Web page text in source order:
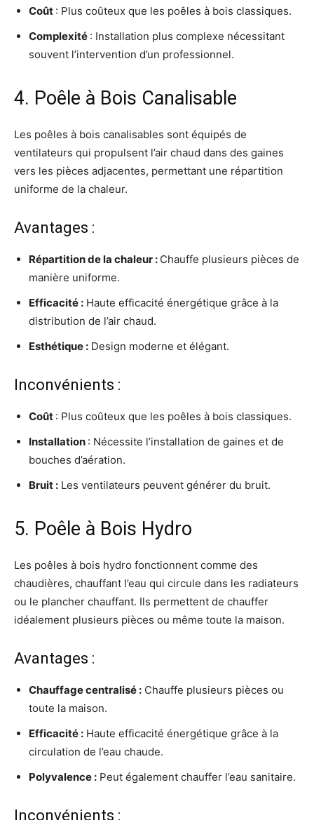
Coût : Plus coûteux que les poêles à bois classiques.
Complexité : Installation plus complexe nécessitant
souvent l’intervention d’un professionnel.
4. Poêle à Bois Canalisable
Les poêles à bois canalisables sont équipés de
ventilateurs qui propulsent l’air chaud dans des gaines
vers les pièces adjacentes, permettant une répartition
uniforme de la chaleur.
Avantages :
Répartition de la chaleur : Chauffe plusieurs pièces de
manière uniforme.
Efficacité : Haute efficacité énergétique grâce à la
distribution de l’air chaud.
Esthétique : Design moderne et élégant.
Inconvénients :
Coût : Plus coûteux que les poêles à bois classiques.
Installation : Nécessite l’installation de gaines et de
bouches d’aération.
Bruit : Les ventilateurs peuvent générer du bruit.
5. Poêle à Bois Hydro
Les poêles à bois hydro fonctionnent comme des
chaudières, chauffant l’eau qui circule dans les radiateurs
ou le plancher chauffant. Ils permettent de chauffer
idéalement plusieurs pièces ou même toute la maison.
Avantages :
Chauffage centralisé : Chauffe plusieurs pièces ou
toute la maison.
Efficacité : Haute efficacité énergétique grâce à la
circulation de l’eau chaude.
Polyvalence : Peut également chauffer l’eau sanitaire.
Inconvénients :